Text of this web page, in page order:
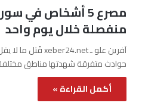
مصرع 5 أشخاص في
منفصلة خلال يوم واحد
حوادث متفرقة شهدتها مناطق
أكمل القراءة »